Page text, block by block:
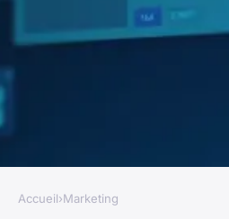
Accueil›Marketing